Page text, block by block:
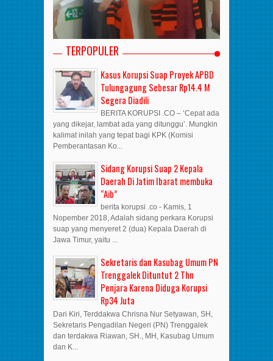
TERPOPULER
Kasus Korupsi Suap Proyek APBD
Tulungagung Sebesar Rp14.4 M
Segera Diadili
BERITA KORUPSI .CO – ‘Cepat ada
yang dikejar, lambat ada yang ditunggu’. Mungkin
kalimat inilah yang tepat bagi KPK (Komisi
Pemberantasan Ko...
Sidang Korupsi Suap 2 Kepala
Daerah Di Jatim Ibarat membuka
“Aib”
berita korupsi .co - Kamis, 1
Nopember 2018, Adalah sidang perkara Korupsi
suap yang menyeret 2 (dua) Kepala Daerah di
Jawa Timur, yaitu ...
Sekretaris dan Kasubag Umum PN
Trenggalek Dituntut 2 Thn
Penjara Karena Diduga Korupsi
Rp34 Juta
Dari Kiri, Terddakwa Chrisna Nur Setyawan, SH,
Sekretaris Pengadilan Negeri (PN) Trenggalek
dan terdakwa Riawan, SH., MH, Kasubag Umum
dan K...